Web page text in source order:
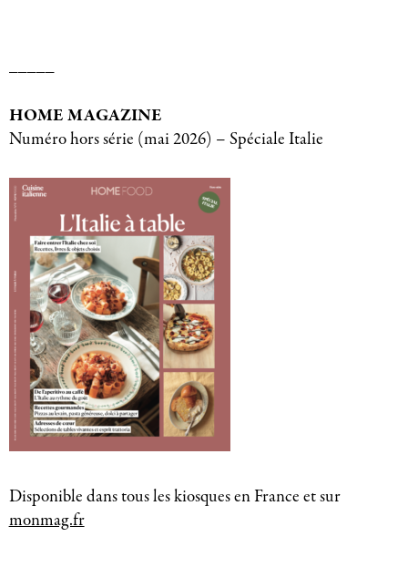
HOME MAGAZINE
Numéro hors série (mai 2026) – Spéciale Italie
Disponible dans tous les kiosques en France et sur
monmag.fr